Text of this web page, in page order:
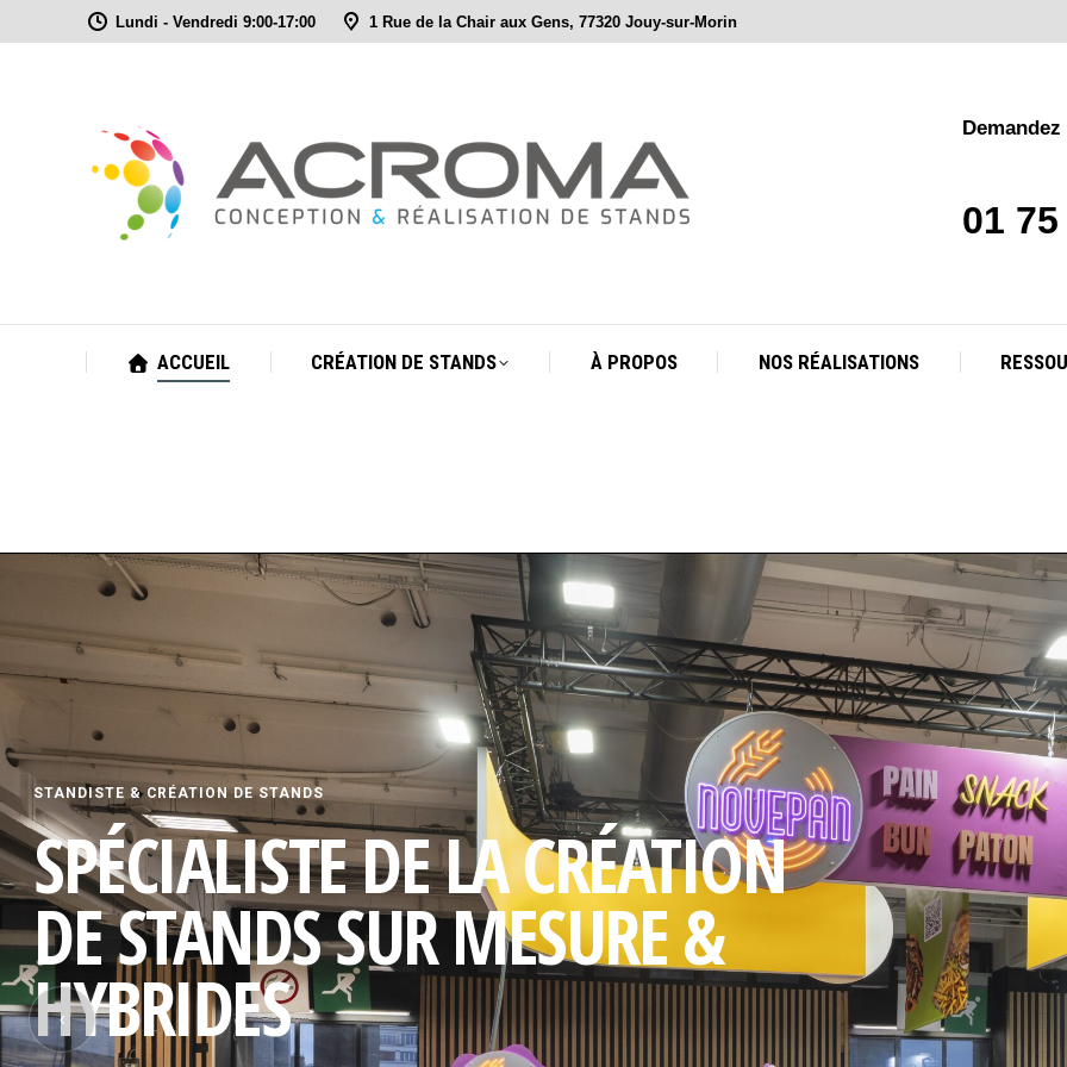
Lundi - Vendredi 9:00-17:00 1 Rue de la Chair aux Gens, 77320 Jouy-sur-Morin
01
ACCUEIL CRÉATION DE STANDS À PROPOS NOS RÉALISATIONS
STANDISTE & CRÉATION DE STANDS
SPÉCIALISTE DE LA CRÉATION
DE STANDS SUR MESURE &
HYBRIDES
‹
ACCUEIL CRÉATION DE STANDS À PROPOS NOS RÉALISATIONS